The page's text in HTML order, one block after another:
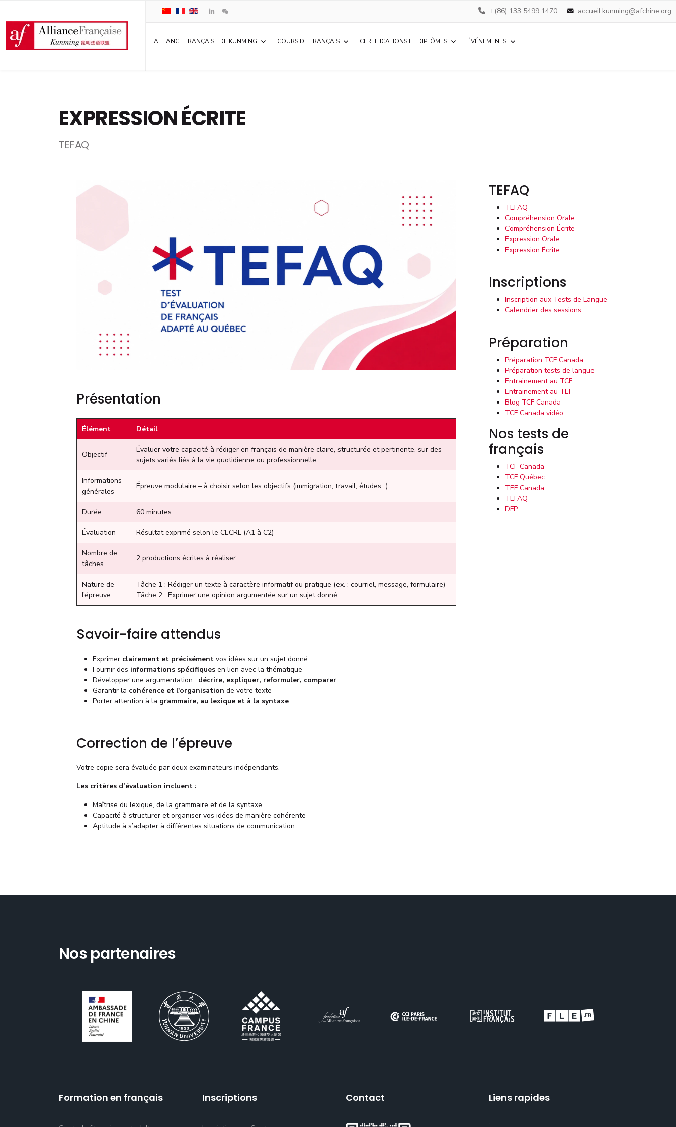
+(86) 133 5499 1470 accueil.kunming@afchine.org
ALLIANCE FRANÇAISE DE KUNMING COURS DE FRANÇAIS CERTIFICATIONS ET DIPLÔMES ÉVÉNEMENTS
EXPRESSION ÉCRITE
TEFAQ
Présentation
Élément Détail
Objectif
Évaluer votre capacité à rédiger en français de manière claire, structurée et pertinente, sur des
sujets variés liés à la vie quotidienne ou professionnelle.
Informations
générales
Épreuve modulaire – à choisir selon les objectifs (immigration, travail, études...)
Durée 60 minutes
Évaluation Résultat exprimé selon le CECRL (A1 à C2)
Nombre de
tâches
2 productions écrites à réaliser
Nature de
l’épreuve
Tâche 1 : Rédiger un texte à caractère informatif ou pratique (ex. : courriel, message, formulaire)
Tâche 2 : Exprimer une opinion argumentée sur un sujet donné
Savoir-faire attendus
Exprimer clairement et précisément vos idées sur un sujet donné
Fournir des informations spécifiques en lien avec la thématique
Développer une argumentation : décrire, expliquer, reformuler, comparer
Garantir la cohérence et l'organisation de votre texte
Porter attention à la grammaire, au lexique et à la syntaxe
Correction de l’épreuve
Votre copie sera évaluée par deux examinateurs indépendants.
Les critères d’évaluation incluent :
Maîtrise du lexique, de la grammaire et de la syntaxe
Capacité à structurer et organiser vos idées de manière cohérente
Aptitude à s’adapter à différentes situations de communication
TEFAQ
TEFAQ
Compréhension Orale
Compréhension Écrite
Expression Orale
Expression Écrite
Inscriptions
Inscription aux Tests de Langue
Calendrier des sessions
Préparation
Préparation TCF Canada
Préparation tests de langue
Entrainement au TCF
Entrainement au TEF
Blog TCF Canada
TCF Canada vidéo
Nos tests de
français
TCF Canada
TCF Québec
TEF Canada
TEFAQ
DFP
Nos partenaires
Formation en français Inscriptions Contact Liens rapides